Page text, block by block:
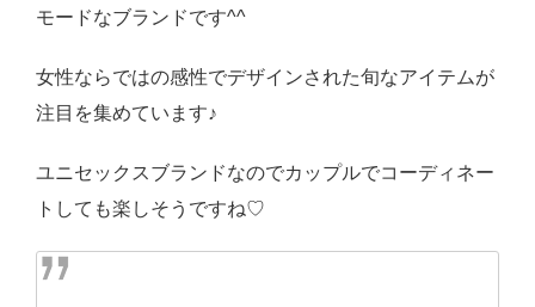
モードなブランドです^^
女性ならではの感性でデザインされた旬なアイテムが
注目を集めています♪
ユニセックスブランドなのでカップルでコーディネー
トしても楽しそうですね♡